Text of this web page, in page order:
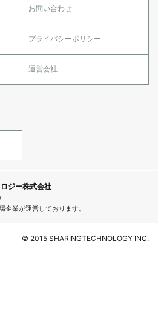
お問い合わせ
プライバシーポリシー
運営会社
ジー株式会社
企業が運営しております。
© 2015 SHARINGTECHNOLOGY INC.